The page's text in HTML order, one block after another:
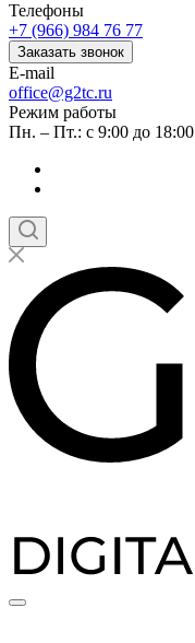
Телефоны
+7 (966) 984 76 77
Заказать звонок
E-mail
office@g2tc.ru
Режим работы
Пн. – Пт.: с 9:00 до 18:00